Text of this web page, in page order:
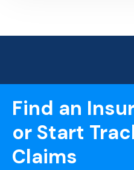
Find an
or Start
Claims